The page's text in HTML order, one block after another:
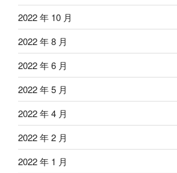
2022 年 10 月
2022 年 8 月
2022 年 6 月
2022 年 5 月
2022 年 4 月
2022 年 2 月
2022 年 1 月